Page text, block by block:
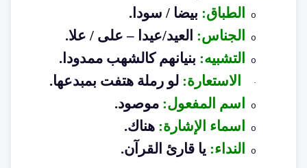
o الطباق: بيضا / سودا .
o الجناس: العيد/عيدا – على / علا.
o التشبيه: بنيانهم كالشهب ممدودا .
· الاستعارة: لو رملة هتفت بمبدعها.
o اسم المفعول: موصود.
o اسماء الإشارة: هناك.
o النداء: يا قارئ القرآن.